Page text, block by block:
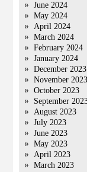
June 2024
May 2024
April 2024
March 2024
February 2024
January 2024
December 2023
November 2023
October 2023
September
August 2023
July 2023
June 2023
May 2023
April 2023
March 2023